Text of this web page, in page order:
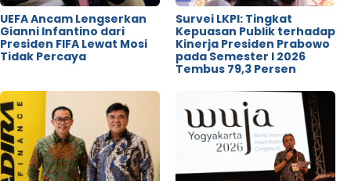
UEFA Ancam Lengserkan
Gianni Infantino dari
Presiden FIFA Lewat Mosi
Tidak Percaya
Survei LKPI: Tingkat
Kepuasan Publik terhadap
Kinerja Presiden Prabowo
pada Semester I 2026
Tembus 79,3 Persen